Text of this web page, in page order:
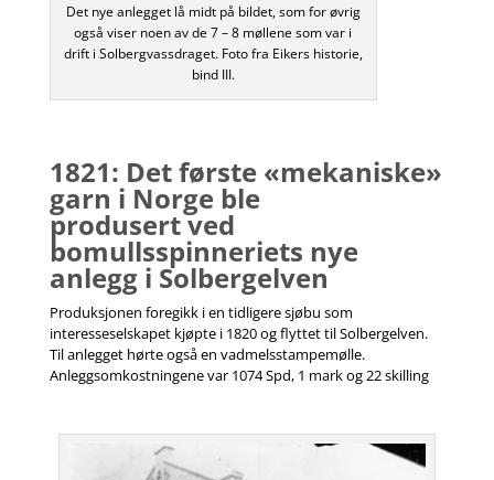
Det nye anlegget lå midt på bildet, som for øvrig
også viser noen av de 7 – 8 møllene som var i
drift i Solbergvassdraget. Foto fra Eikers historie,
bind III.
1821: Det første «mekaniske»
garn i Norge ble
produsert ved
bomullsspinneriets nye
anlegg i Solbergelven
Produksjonen foregikk i en tidligere sjøbu som
interesseselskapet kjøpte i 1820 og flyttet til Solbergelven.
Til anlegget hørte også en vadmelsstampemølle.
Anleggsomkostningene var 1074 Spd, 1 mark og 22 skilling